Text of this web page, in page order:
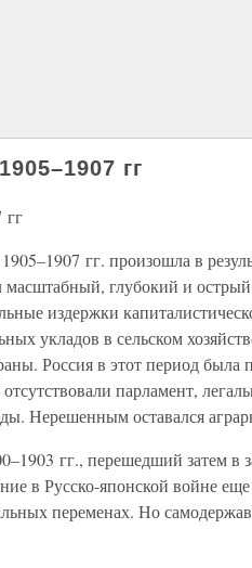
гг
гг
гг. произошла в
масштабный, глубокий и
издержки
укладов в сельском
Россия в этот период была
парламент,
Нерешенным оставался
гг., перешедший затем в
в Русско-японской войне
переменах. Но